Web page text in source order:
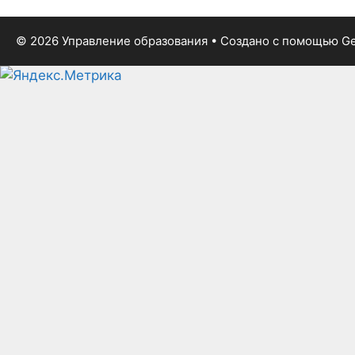
© 2026 Управление образования • Создано с помощью